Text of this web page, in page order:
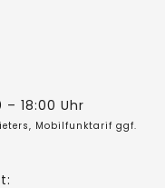
– 18:00 Uhr
Mobilfunktarif ggf.